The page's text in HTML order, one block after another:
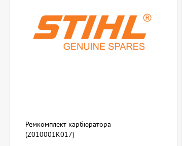
Ремкомплект карбюратора
(Z010001K017)